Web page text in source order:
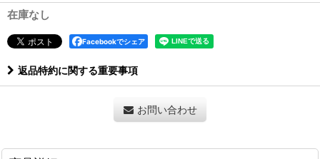
在庫なし
Facebookでシェア
返品特約に関する重要事項
お問い合わせ